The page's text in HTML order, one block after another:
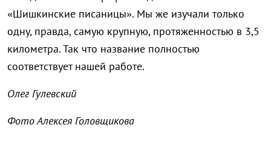
«Шишкинские писаницы». Мы же изучали только
одну, правда, самую крупную, протяженностью в 3,5
километра. Так что название полностью
соответствует нашей работе.
Олег Гулевский
Фото Алексея Головщикова